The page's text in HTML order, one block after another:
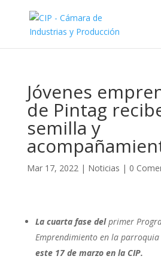
Jóvenes
de Pintag
semilla y
Mar 17, 2022| Noticias | 0
La cuarta fase delprimer
Emprendimiento en la parroquia
este 17 de marzo en la CIP.